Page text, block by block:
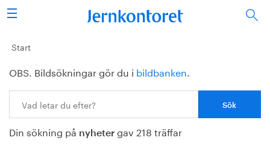
Sök
Stålindustrin
Vision 2050
Forskning/utbildning
Energi/miljö
Start
OBS. Bildsökningar gör du i bildbanken.
Din sökning på nyheter gav 218 träffar